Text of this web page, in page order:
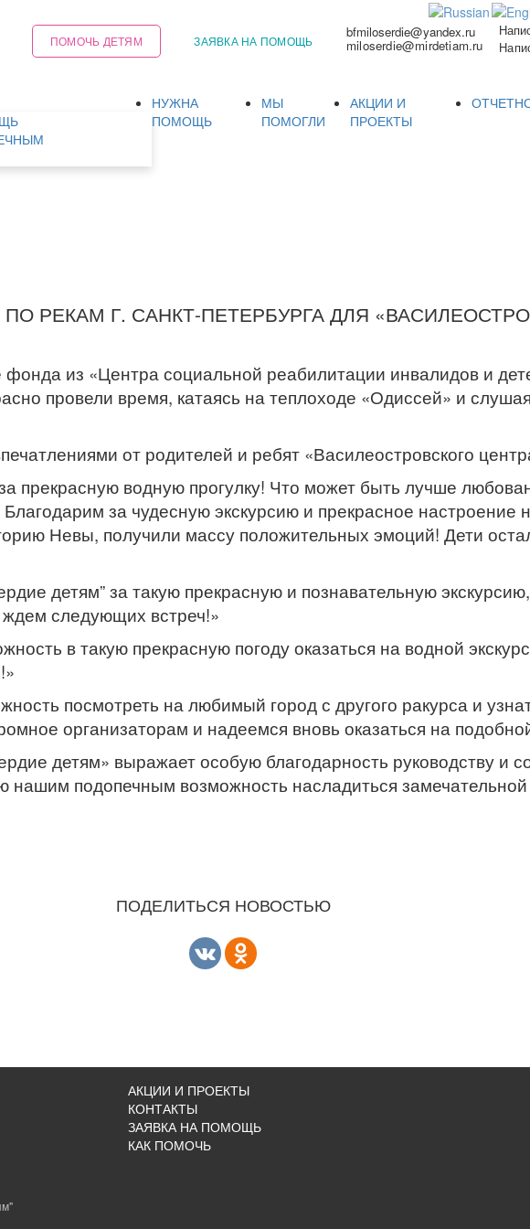
ПОМОЧЬ ДЕТЯМ ЗАЯВКА НА ПОМОЩЬ bfmiloserdie@yandex.ru
miloserdie@mirdetiam.ru
НУЖНА
ПОМОЩЬ
МЫ
ПОМОГЛИ
АКЦИИ И
ПРОЕКТЫ
РЕКАМ Г. САНКТ-ПЕТЕРБУРГА ДЛЯ
из «Центра социальной реабилитации инвалидов и
провели время, катаясь на теплоходе «Одиссей» и
от родителей и ребят «Василеостровского
прекрасную водную прогулку! Что может быть лучше
за чудесную экскурсию и прекрасное
Невы, получили массу положительных эмоций! Дети
детям” за такую прекрасную и познавательную
следующих встреч!»
в такую прекрасную погоду оказаться на водной
посмотреть на любимый город с другого ракурса и
организаторам и надеемся вновь оказаться на
детям» выражает особую благодарность руководству и
нашим подопечным возможность насладиться
ПОДЕЛИТЬСЯ НОВОСТЬЮ
АКЦИИ И ПРОЕКТЫ
КОНТАКТЫ
ЗАЯВКА НА ПОМОЩЬ
КАК ПОМОЧЬ